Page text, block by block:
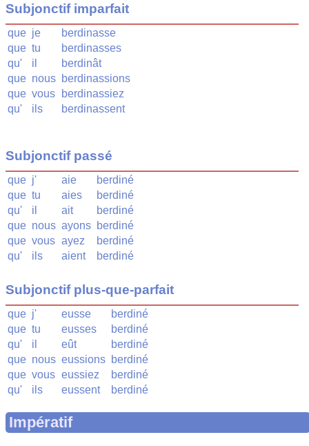
Subjonctif imparfait
que je
berdinasse
que tu
berdinasses
qu'
il
berdinât
que nous berdinassions
que vous
berdinassiez
qu'
ils berdinassent
Subjonctif passé
que j' aie
berdiné
que tu aies
berdiné
qu'
il ait
berdiné
que nous ayons berdiné
que vous ayez
berdiné
qu'
ils aient berdiné
Subjonctif plus-que-parfait
que j' eusse
berdiné
que tu eusses
berdiné
qu'
il eût
berdiné
que nous eussions berdiné
que vous eussiez
berdiné
qu'
ils eussent berdiné
Impératif